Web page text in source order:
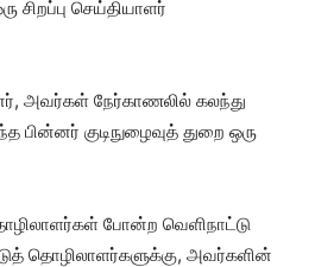
சிறப்பு செய்தியாளர்
அவர்கள் நேர்காணலில் கலந்து
குடிநுழைவுத் துறை ஒரு
போன்ற வெளிநாட்டு
தொழிலாளர்களுக்கு, அவர்களின்